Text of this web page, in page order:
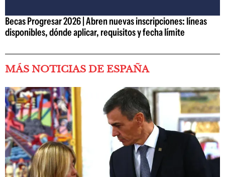
Becas Progresar 2026 | Abren nuevas inscripciones: líneas
disponibles, dónde aplicar, requisitos y fecha límite
MÁS NOTICIAS DE ESPAÑA